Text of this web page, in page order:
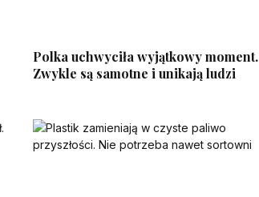
Polka uchwyciła wyjątkowy moment.
Zwykle są samotne i unikają ludzi